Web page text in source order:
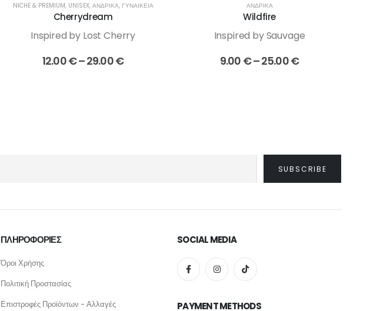
NICHE & PREMIUM, UNISEX, ΑΝΔΡΙΚΆ, ΓΥΝΑΙΚΕΊΑ
Cherrydream
Inspired by Lost Cherry
12.00€–29.00€Price
ΑΝΔΡΙΚΆ
Wildfire
Inspired by Sauvage
9.00 €–25.00€Price
ΠΛΗΡΟΦΟΡΙΕΣ
Όροι Χρήσης
Πολιτική Προστασίας
Επιστροφές Προϊόντων - Αλλαγές
SOCIAL MEDIA
PAYMENT METHODS